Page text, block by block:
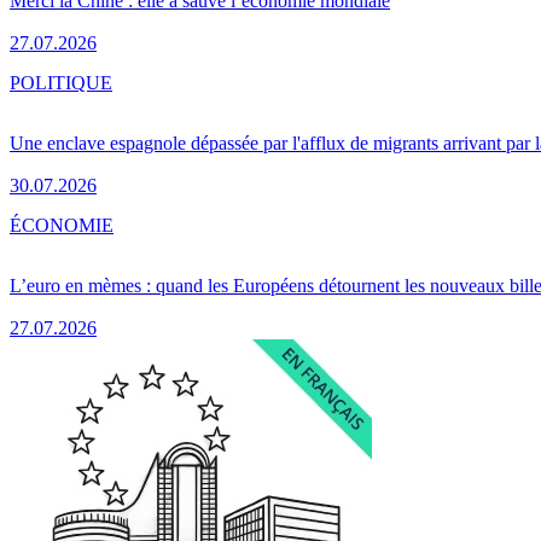
27.07.2026
Une enclave espagnole dépassée par l'afflux de migrants arrivant par
30.07.2026
POLITIQUE
L’euro en mèmes : quand les Européens détournent les nouveaux
27.07.2026
ÉCONOMIE